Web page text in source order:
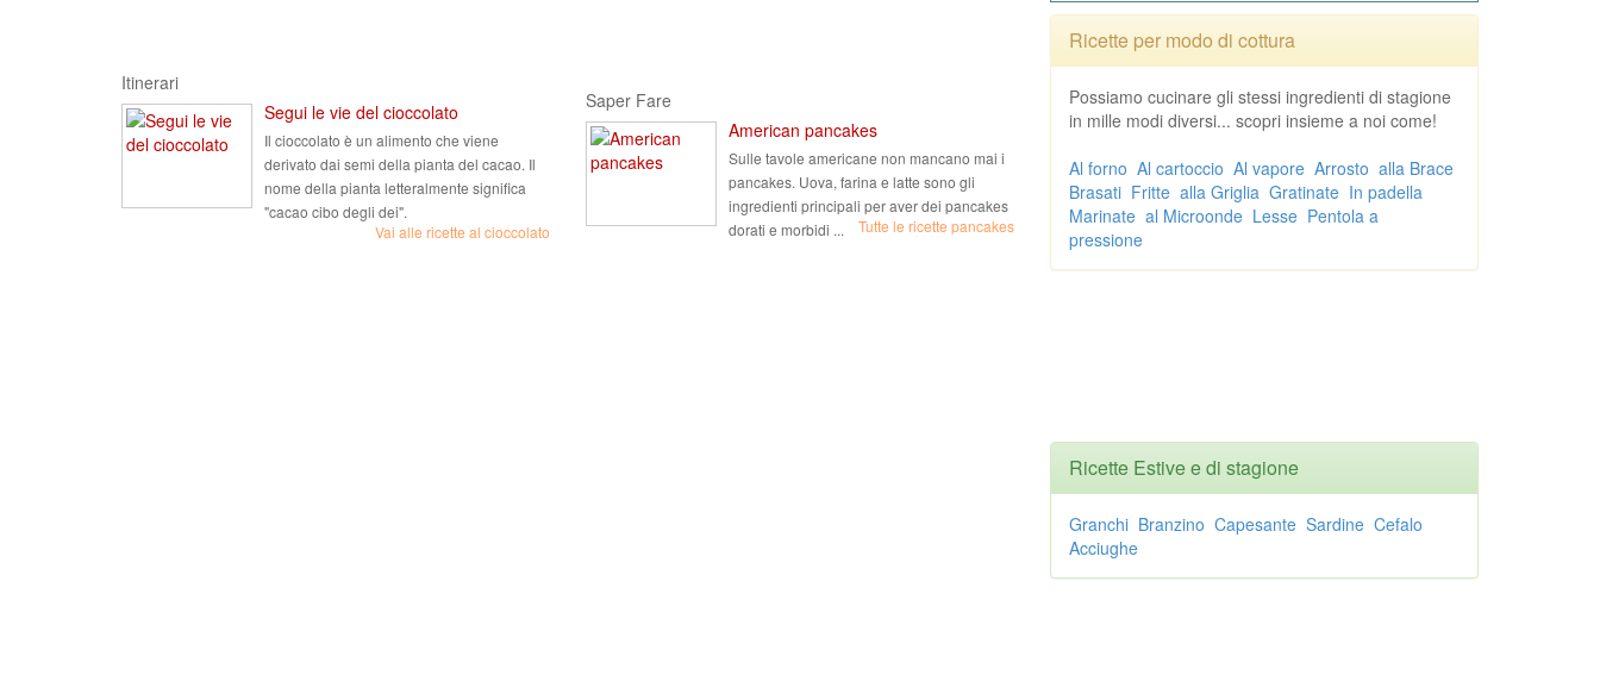
Itinerari
Segui le vie del cioccolato
Il cioccolato è un alimento che viene
derivato dai semi della pianta del cacao. Il
nome della pianta letteralmente significa
"cacao cibo degli dei".
Vai alle ricette al cioccolato
Saper Fare
American pancakes
Sulle tavole americane non mancano mai i
pancakes. Uova, farina e latte sono gli
ingredienti principali per aver dei pancakes
dorati e morbidi ...
Tutte le ricette pancakes
Ricette per modo di cottura
Possiamo cucinare gli stessi ingredienti di stagione
in mille modi diversi... scopri insieme a noi come!
Al forno Al cartoccio Al vapore Arrosto alla Brace
Brasati Fritte alla Griglia Gratinate In padella
Marinate al Microonde Lesse Pentola a
pressione
Ricette Estive e di stagione
Granchi Branzino Capesante Sardine Cefalo
Acciughe